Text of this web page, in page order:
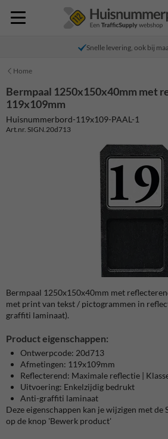
Snelle levering, ook bij
Home
Bermpaal 1250x150x40mm met
119x109mm
Huisnummerbord-119x109-PAAL-1
Art.nr. SIGN.20d713
Bermpaal 1250x150x40mm met
met print van tekst / pictogrammen in
graffiti laminaat).
Product eigenschappen:
Ontwerpcode: 20d713
Afmetingen: 119x109mm
Reflecterend: Maximale reflectie |
Uitvoering: Enkelzijdig bedrukt
Anti-graffiti laminaat
Deze eigenschappen kan je wijzigen met
op de knop 'Bewerk product'